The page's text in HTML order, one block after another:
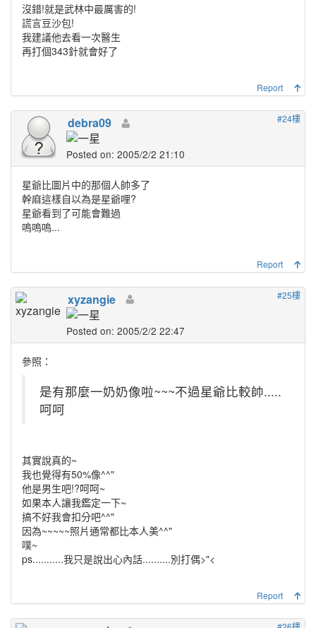
沒錯!就是武林中最厲害的!
謊言豆沙包!
我建議他去看一次醫生
再打個343針就會好了
Report
#24樓
debra09
Posted on: 2005/2/2 21:10
星爺比圖片中的那個人帥多了
幹麻這樣自以為是星爺哩?
星爺看到了可能會難過
嗚嗚嗚...
Report
#25樓
xyzangie
Posted on: 2005/2/2 22:47
參照：
是有那麼一奶奶像啦~~~不過星爺比較帥.....
呵呵
其實說真的~
我也覺得有50%像^^"
他是男生吧!?呵呵~
如果本人讓我鑑定一下~
搞不好我會扣分吧^^"
因為~~~~~照片通常都比本人美^^"
噗~
ps...........我只是說出心內話..........別打偶>"<
Report